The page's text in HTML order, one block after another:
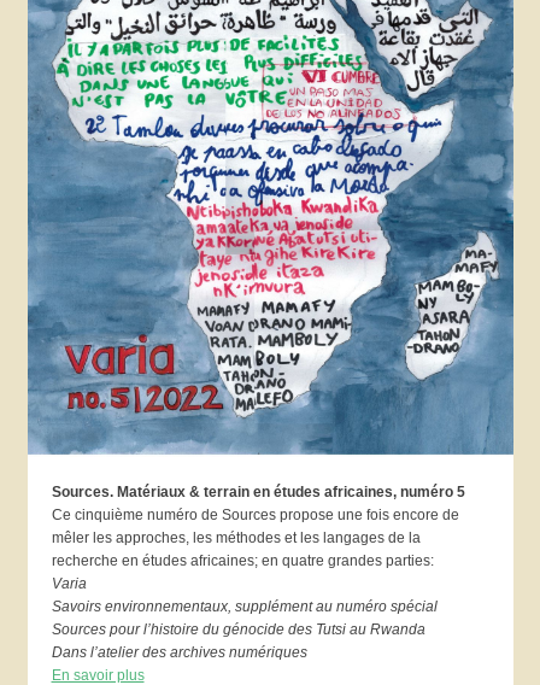
Sources. Matériaux & terrain en études africaines, numéro 5
Ce cinquième numéro de Sources propose une fois encore de
mêler les approches, les méthodes et les langages de la
recherche en études africaines; en quatre grandes parties:
Varia
Savoirs environnementaux, supplément au numéro spécial
Sources pour l’histoire du génocide des Tutsi au Rwanda
Dans l’atelier des archives numériques
En savoir plus